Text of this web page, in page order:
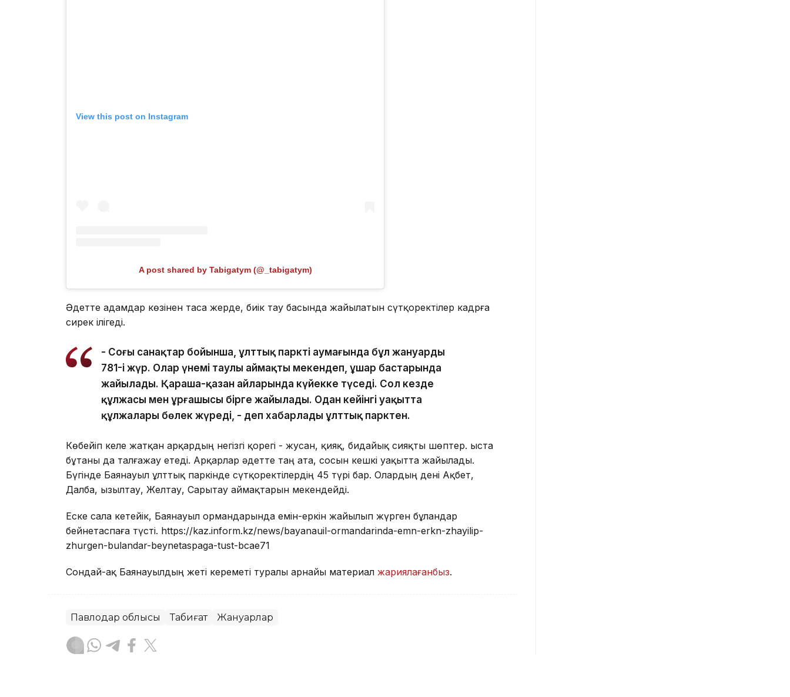
View this post on Instagram
A post shared by Tabigatym (@_tabigatym)
Әдетте адамдар көзінен таса жерде, биік тау басында жайылатын сүтқоректілер кадрға
сирек ілігеді.
- Соңғы санақтар бойынша, ұлттық парктің аумағында бұл жануардың
781-і жүр. Олар үнемі таулы аймақты мекендеп, ұшар бастарында
жайылады. Қараша-қазан айларында күйекке түседі. Сол кезде
құлжасы мен ұрғашысы бірге жайылады. Одан кейінгі уақытта
құлжалары бөлек жүреді, - деп хабарлады ұлттық парктен.
Көбейіп келе жатқан арқардың негізгі қорегі - жусан, қияқ, бидайық сияқты шөптер. Қыста
бұтаны да талғажау етеді. Арқарлар әдетте таң ата, сосын кешкі уақытта жайылады.
Бүгінде Баянауыл ұлттық паркінде сүтқоректілердің 45 түрі бар. Олардың дені Ақбет,
Далба, Қызылтау, Желтау, Сарытау аймақтарын мекендейді.
Еске сала кетейік, Баянауыл ормандарында емін-еркін жайылып жүрген бұландар
бейнетаспаға түсті. https://kaz.inform.kz/news/bayanauil-ormandarinda-emn-erkn-zhayilip-
zhurgen-bulandar-beynetaspaga-tust-bcae71
Сондай-ақ Баянауылдың жеті кереметі туралы арнайы материал жариялағанбыз.
Павлодар облысы Табиғат Жануарлар